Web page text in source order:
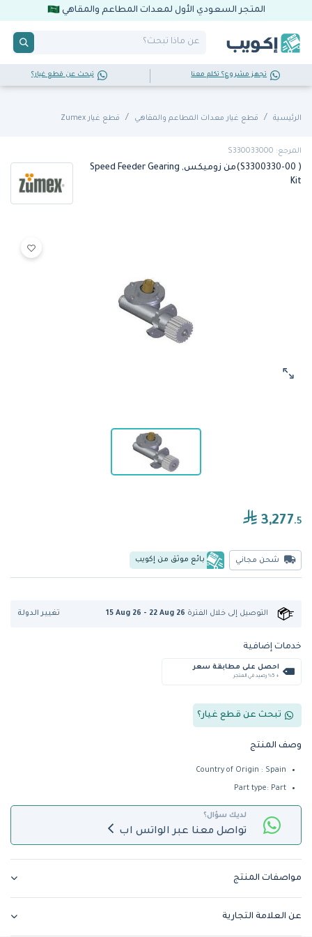
المتجر السعودي الأول لمعدات المطاعم والمقاهي
تجهز مشروع؟ تكلم معنا تبحث عن قطع غيار؟
الرئيسية قطع غيار معدات المطاعم والمقاهي قطع غيار Zumex
المرجع: S330033000
( S3300330-00)من زوميكس, Speed Feeder Gearing
Kit
3,277.5
شحن مجاني بائع موثق من إكويب
التوصيل إلى خلال الفترة 15 Aug 26 - 22 Aug 26 تغيير الدولة
خدمات إضافية
احصل على مطابقة سعر
+ %5 رصيد في المتجر
تبحث عن قطع غيار؟
وصف المنتج
Country of Origin : Spain
Part type: Part
لديك سؤال؟
تواصل معنا عبر الواتس اب
مواصفات المنتج
عن العلامة التجارية